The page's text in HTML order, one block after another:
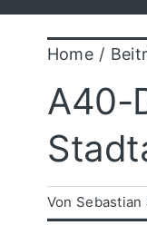
Home
A40-
Von Sebastian